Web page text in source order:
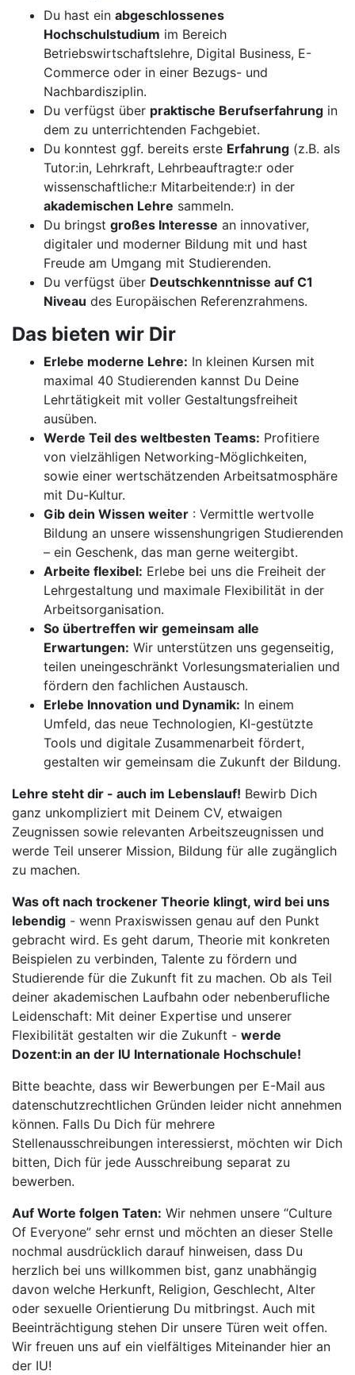
Du hast ein abgeschlossenes
Hochschulstudium im Bereich
Betriebswirtschaftslehre, Digital Business, E-
Commerce oder in einer Bezugs- und
Nachbardisziplin.
Du verfügst über praktische Berufserfahrung in
dem zu unterrichtenden Fachgebiet.
Du konntest ggf. bereits erste Erfahrung (z.B. als
Tutor:in, Lehrkraft, Lehrbeauftragte:r oder
wissenschaftliche:r Mitarbeitende:r) in der
akademischen Lehre sammeln.
Du bringst großes Interesse an innovativer,
digitaler und moderner Bildung mit und hast
Freude am Umgang mit Studierenden.
Du verfügst über Deutschkenntnisse auf C1
Niveau des Europäischen Referenzrahmens.
Das bieten wir Dir
Erlebe moderne Lehre: In kleinen Kursen mit
maximal 40 Studierenden kannst Du Deine
Lehrtätigkeit mit voller Gestaltungsfreiheit
ausüben.
Werde Teil des weltbesten Teams: Profitiere
von vielzähligen Networking-Möglichkeiten,
sowie einer wertschätzenden Arbeitsatmosphäre
mit Du-Kultur.
Gib dein Wissen weiter : Vermittle wertvolle
Bildung an unsere wissenshungrigen Studierenden
– ein Geschenk, das man gerne weitergibt.
Arbeite flexibel: Erlebe bei uns die Freiheit der
Lehrgestaltung und maximale Flexibilität in der
Arbeitsorganisation.
So übertreffen wir gemeinsam alle
Erwartungen: Wir unterstützen uns gegenseitig,
teilen uneingeschränkt Vorlesungsmaterialien und
fördern den fachlichen Austausch.
Erlebe Innovation und Dynamik: In einem
Umfeld, das neue Technologien, KI-gestützte
Tools und digitale Zusammenarbeit fördert,
gestalten wir gemeinsam die Zukunft der Bildung.
Lehre steht dir - auch im Lebenslauf! Bewirb Dich
ganz unkompliziert mit Deinem CV, etwaigen
Zeugnissen sowie relevanten Arbeitszeugnissen und
werde Teil unserer Mission, Bildung für alle zugänglich
zu machen.
Was oft nach trockener Theorie klingt, wird bei uns
lebendig - wenn Praxiswissen genau auf den Punkt
gebracht wird. Es geht darum, Theorie mit konkreten
Beispielen zu verbinden, Talente zu fördern und
Studierende für die Zukunft fit zu machen. Ob als Teil
deiner akademischen Laufbahn oder nebenberufliche
Leidenschaft: Mit deiner Expertise und unserer
Flexibilität gestalten wir die Zukunft - werde
Dozent:in an der IU Internationale Hochschule!
Bitte beachte, dass wir Bewerbungen per E-Mail aus
datenschutzrechtlichen Gründen leider nicht annehmen
können. Falls Du Dich für mehrere
Stellenausschreibungen interessierst, möchten wir Dich
bitten, Dich für jede Ausschreibung separat zu
bewerben.
Auf Worte folgen Taten: Wir nehmen unsere “Culture
Of Everyone” sehr ernst und möchten an dieser Stelle
nochmal ausdrücklich darauf hinweisen, dass Du
herzlich bei uns willkommen bist, ganz unabhängig
davon welche Herkunft, Religion, Geschlecht, Alter
oder sexuelle Orientierung Du mitbringst. Auch mit
Beeinträchtigung stehen Dir unsere Türen weit offen.
Wir freuen uns auf ein vielfältiges Miteinander hier an
der IU!